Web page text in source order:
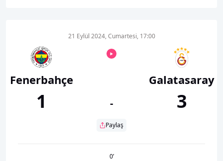
Fenerbahçe
1
21 Eylül 2024, Cumartesi, 17:00
-
Paylaş
Galatasaray
3
0’